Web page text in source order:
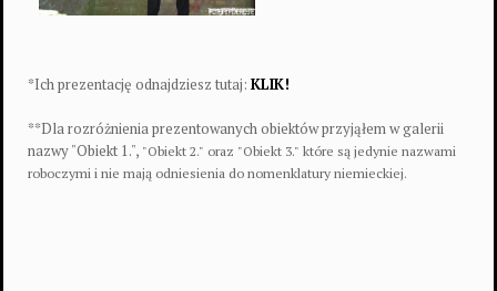
*Ich prezentację odnajdziesz tutaj: KLIK!
**Dla rozróżnienia prezentowanych obiektów przyjąłem w galerii
nazwy "Obiekt 1.", "Obiekt 2." oraz "Obiekt 3." które są jedynie nazwami
roboczymi i nie mają odniesienia do nomenklatury niemieckiej.